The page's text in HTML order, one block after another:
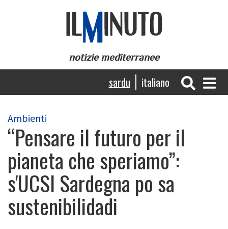
notizie mediterranee
Navigazione
principale
sardu italiano
Ambienti
“Pensare il futuro per il
pianeta che speriamo”:
s'UCSI Sardegna po sa
sustenibilidadi